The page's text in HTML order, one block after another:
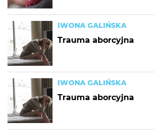
IWONA GALIŃSKA
Trauma aborcyjna
IWONA GALIŃSKA
Trauma aborcyjna